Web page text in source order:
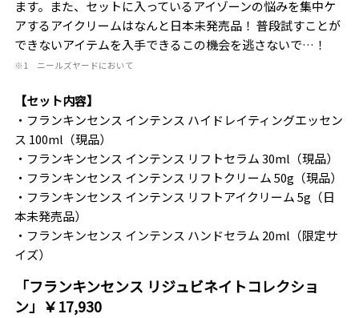
ます。また、セットに入っているアイゾーンの悩みを集中ケ
アするアイクリームはなんと日本未発売品！ 普段試すことが
できないアイテムを入手できるこの機会を逃さないで…！
※1 ニールズヤードにおいて
【セット内容】
・フランキンセンス インテンス ハイドレイティングエッセン
ス 100ml（現品）
・フランキンセンス インテンス リフトセラム 30ml（現品）
・フランキンセンス インテンス リフトクリーム 50g（現品）
・フランキンセンス インテンス リフトアイクリーム 5g（日
本未発売品）
・フランキンセンス インテンス ハンドセラム 20ml（限定サ
イズ）
「フランキンセンス リジュビネイトコレクショ
ン」￥17,930